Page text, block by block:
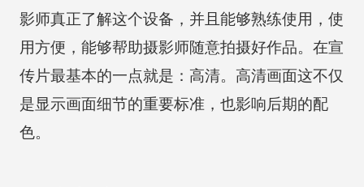
影师真正了解这个设备，并且能够熟练使用，使
用方便，能够帮助摄影师随意拍摄好作品。在宣
传片最基本的一点就是：高清。高清画面这不仅
是显示画面细节的重要标准，也影响后期的配
色。